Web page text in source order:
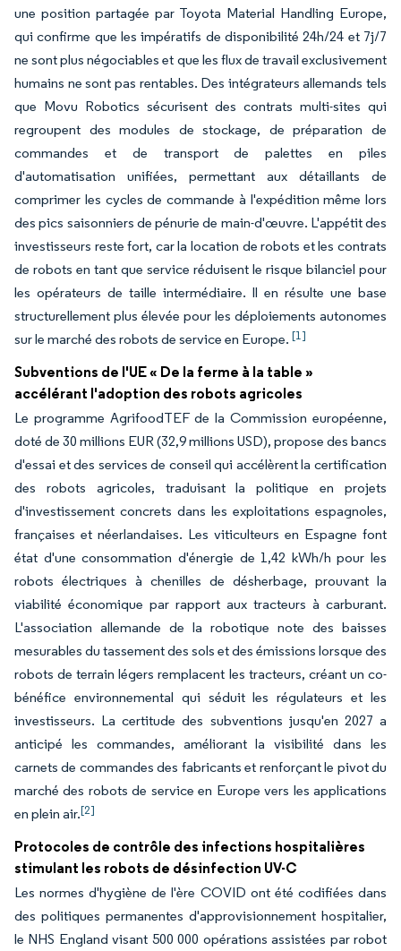
une position partagée par Toyota Material Handling Europe,
qui confirme que les impératifs de disponibilité 24h/24 et 7j/7
ne sont plus négociables et que les flux de travail exclusivement
humains ne sont pas rentables. Des intégrateurs allemands tels
que Movu Robotics sécurisent des contrats multi-sites qui
regroupent des modules de stockage, de préparation de
commandes et de transport de palettes en piles
d'automatisation unifiées, permettant aux détaillants de
comprimer les cycles de commande à l'expédition même lors
des pics saisonniers de pénurie de main-d'œuvre. L'appétit des
investisseurs reste fort, car la location de robots et les contrats
de robots en tant que service réduisent le risque bilanciel pour
les opérateurs de taille intermédiaire. Il en résulte une base
structurellement plus élevée pour les déploiements autonomes
sur le marché des robots de service en Europe. [1]
Subventions de l'UE « De la ferme à la table »
accélérant l'adoption des robots agricoles
Le programme AgrifoodTEF de la Commission européenne,
doté de 30 millions EUR (32,9 millions USD), propose des bancs
d'essai et des services de conseil qui accélèrent la certification
des robots agricoles, traduisant la politique en projets
d'investissement concrets dans les exploitations espagnoles,
françaises et néerlandaises. Les viticulteurs en Espagne font
état d'une consommation d'énergie de 1,42 kWh/h pour les
robots électriques à chenilles de désherbage, prouvant la
viabilité économique par rapport aux tracteurs à carburant.
L'association allemande de la robotique note des baisses
mesurables du tassement des sols et des émissions lorsque des
robots de terrain légers remplacent les tracteurs, créant un co-
bénéfice environnemental qui séduit les régulateurs et les
investisseurs. La certitude des subventions jusqu'en 2027 a
anticipé les commandes, améliorant la visibilité dans les
carnets de commandes des fabricants et renforçant le pivot du
marché des robots de service en Europe vers les applications
en plein air.[2]
Protocoles de contrôle des infections hospitalières
stimulant les robots de désinfection UV-C
Les normes d'hygiène de l'ère COVID ont été codifiées dans
des politiques permanentes d'approvisionnement hospitalier,
le NHS England visant 500 000 opérations assistées par robot